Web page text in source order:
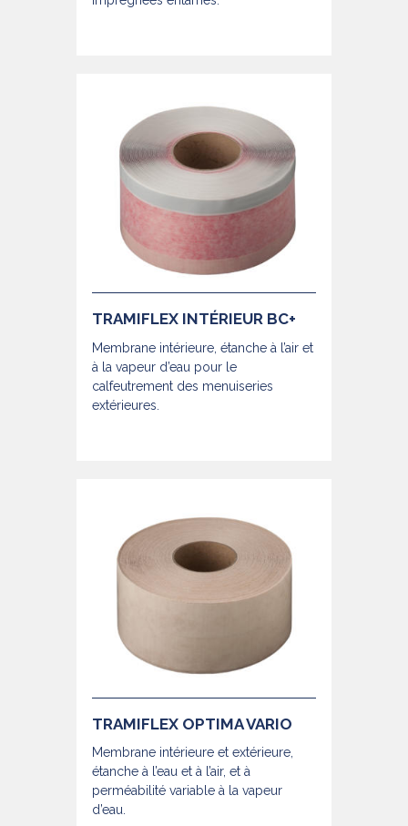
TRAMIFLEX INTÉRIEUR BC+
Membrane intérieure, étanche à l’air et
à la vapeur d’eau pour le
calfeutrement des menuiseries
extérieures.
TRAMIFLEX OPTIMA VARIO
Membrane intérieure et extérieure,
étanche à l’eau et à l’air, et à
perméabilité variable à la vapeur
d’eau.